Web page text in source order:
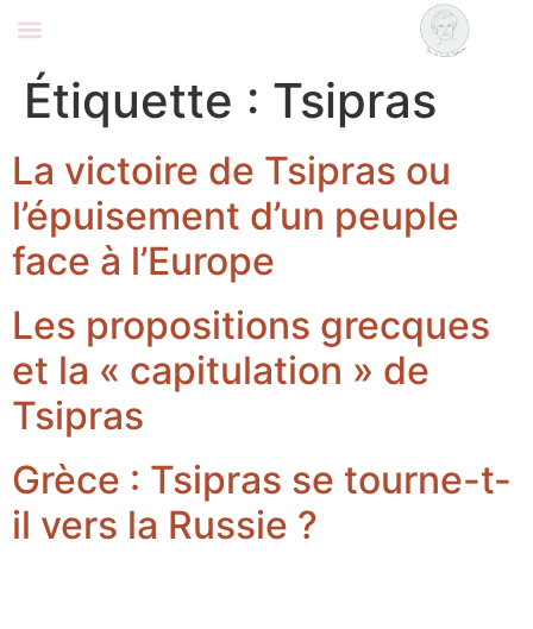
Étiquette : Tsipras
La victoire de Tsipras ou
l’épuisement d’un peuple
face à l’Europe
Les propositions grecques
et la « capitulation » de
Tsipras
Grèce : Tsipras se tourne-t-
il vers la Russie ?